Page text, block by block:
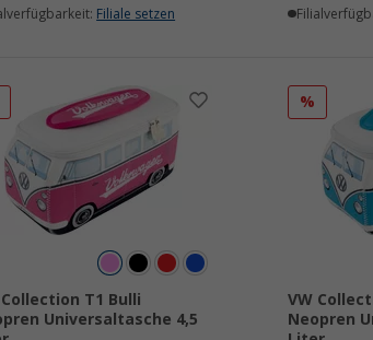
Filiale setzen
Collection T1 Bulli
Universaltasche 4,5
%
VW
Neopren